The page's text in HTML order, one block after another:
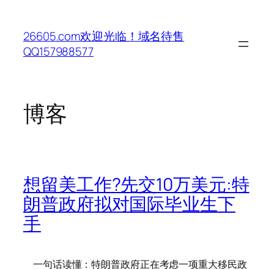
26605.com欢迎光临！域名待售
QQ157988577
博客
想留美工作?先交10万美元:特
朗普政府拟对国际毕业生下
手
一句话读懂：特朗普政府正在考虑一项重大移民政